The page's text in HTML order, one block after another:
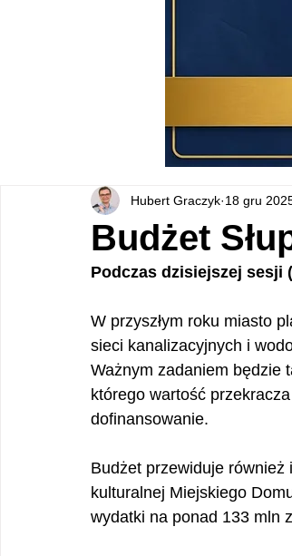
Budżet
Hubert Graczyk 18 gru
Podczas dzisiejszej sesji
W przyszłym roku miasto
sieci kanalizacyjnych i
Ważnym zadaniem będzie
którego wartość
dofinansowanie.
Budżet przewiduje również
kulturalnej Miejskiego
wydatki na ponad 133 mln